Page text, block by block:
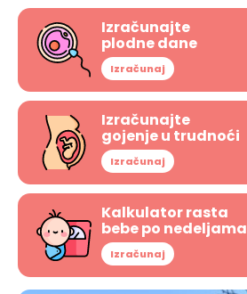
Izračunajte
plodne dane
Izračunaj
Izračunajte
gojenje u trudnoći
Izračunaj
Kalkulator rasta
bebe po nedeljama
Izračunaj